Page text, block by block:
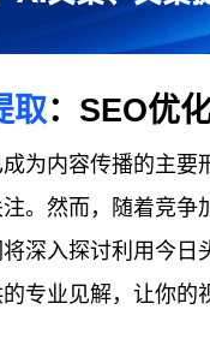
取：SEO优
为内容传播的主
。然而，随着竞
深入探讨利用今
专业见解，让你的